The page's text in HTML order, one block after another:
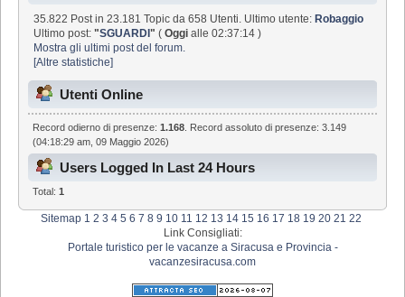
35.822 Post in 23.181 Topic da 658 Utenti. Ultimo utente:Robaggio
Ultimo post:"SGUARDI" (Oggi alle 02:37:14 )
Mostra gli ultimi post del forum.
[Altre statistiche]
Utenti Online
Record odierno di presenze:1.168 . Record assoluto di presenze: 3.149
(04:18:29 am, 09 Maggio 2026)
Users Logged In Last 24 Hours
Total:1
Sitemap 1 2 3 4 5 6 7 8 9 10 11 12 13 14 15 16 17 18 19 20 21 22
Link Consigliati:
Portale turistico per le vacanze a Siracusa e Provincia -
vacanzesiracusa.com